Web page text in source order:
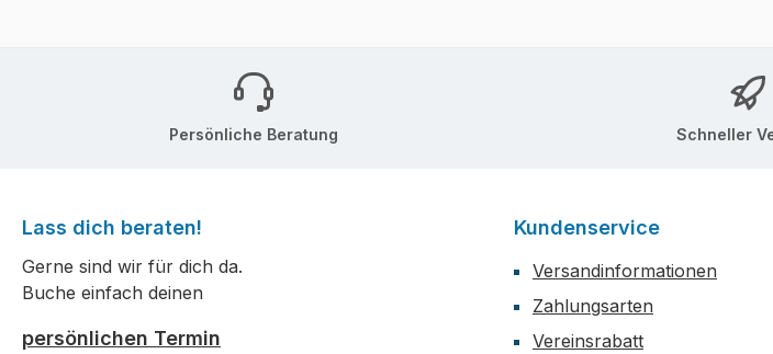
Persönliche Beratung Schneller
Lass dich beraten!
Gerne sind wir für dich da.
Buche einfach deinen
persönlichen Termin
Kundenservice
Versandinformationen
Zahlungsarten
Vereinsrabatt